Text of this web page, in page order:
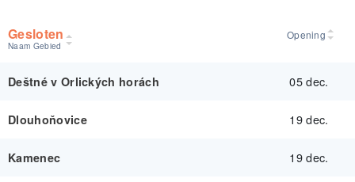
Gesloten
Naam Gebied
Opening
Deštné v Orlických horách 05 dec.
Dlouhoňovice 19 dec.
Kamenec 19 dec.